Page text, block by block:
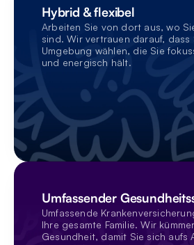
Hybrid & flexibel
Arbeiten Sie von dort aus, wo
sind. Wir vertrauen darauf, dass
Umgebung wählen, die Sie
und energisch hält.
Umfassender
Umfassende
Ihre gesamte Familie. Wir
Gesundheit, damit Sie sich aufs